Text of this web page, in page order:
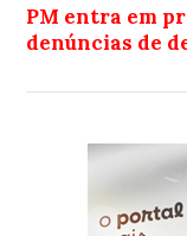
PM entra em
denúncias de